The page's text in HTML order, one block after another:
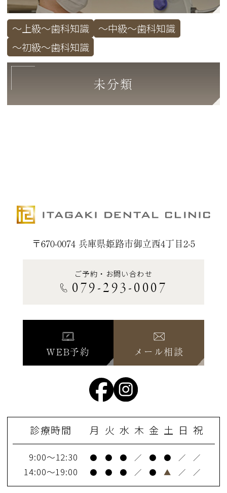
～上級～歯科知識
～中級～歯科知識
～初級～歯科知識
未分類
〒670-0074 兵庫県姫路市御立西4丁目2-5
ご予約・お問い合わせ
079-293-0007
WEB予約 メール相談
診療時間 月 火 水 木 金 土 日 祝
9:00～12:30 ● ● ● ／ ● ● ／ ／
14:00～19:00 ● ● ● ／ ● ▲ ／ ／